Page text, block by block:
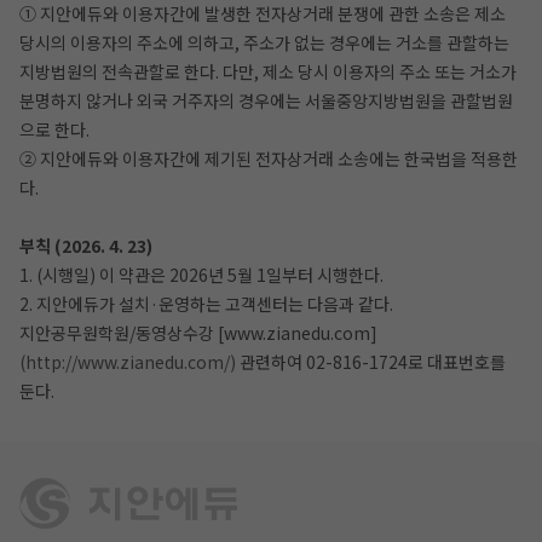
① 지안에듀와 이용자간에 발생한 전자상거래 분쟁에 관한 소송은 제소
당시의 이용자의 주소에 의하고, 주소가 없는 경우에는 거소를 관할하는
지방법원의 전속관할로 한다. 다만, 제소 당시 이용자의 주소 또는 거소가
분명하지 않거나 외국 거주자의 경우에는 서울중앙지방법원을 관할법원
으로 한다.
② 지안에듀와 이용자간에 제기된 전자상거래 소송에는 한국법을 적용한
다.
부칙 (2026. 4. 23)
1. (시행일) 이 약관은 2026년 5월 1일부터 시행한다.
2. 지안에듀가 설치·운영하는 고객센터는 다음과 같다.
지안공무원학원/동영상수강 [www.zianedu.com]
(http://www.zianedu.com/) 관련하여 02-816-1724로 대표번호를
둔다.